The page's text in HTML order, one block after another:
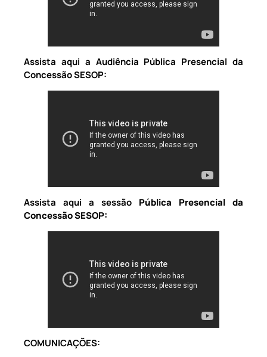
Assista aqui a Audiência Pública Presencial da
Concessão SESOP:
Assista aqui a sessão
Pública Presencial da
Concessão SESOP:
COMUNICAÇÕES: